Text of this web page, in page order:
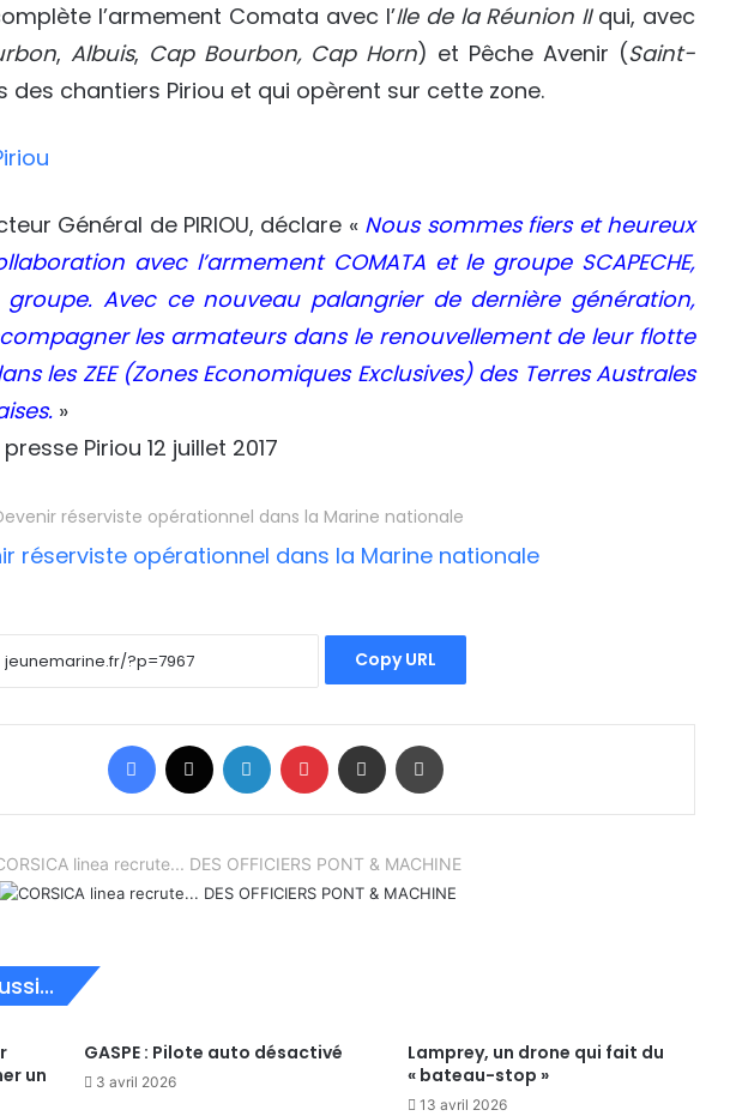
l’armement Comata avec l’Ile de la Réunion II qui, avec
, Albuis, Cap Bourbon, Cap Horn) et Pêche Avenir (Saint-
des chantiers Piriou et qui opèrent sur cette zone.
Général de PIRIOU, déclare « Nous sommes fiers et heureux
avec l’armement COMATA et le groupe SCAPECHE,
Avec ce nouveau palangrier de dernière génération,
les armateurs dans le renouvellement de leur flotte
les ZEE (Zones Economiques Exclusives) des Terres Australes
»
Piriou 12 juillet 2017
réserviste opérationnel dans la Marine nationale
Copy URL
Facebook Linkedin Pinterest Partager par email
linea recrute... DES OFFICIERS PONT & MACHINE
un
GASPE : Pilote auto désactivé
3 avril 2026
Lamprey, un drone qui fait du
« bateau-stop »
13 avril 2026